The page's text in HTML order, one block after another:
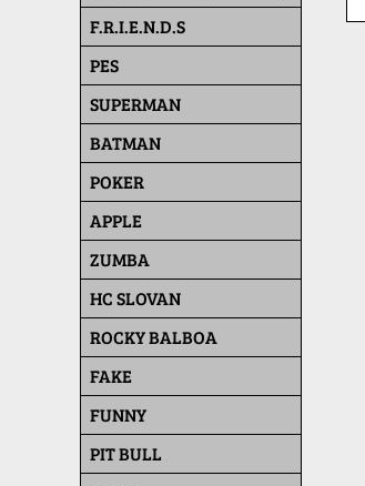
F.R.I.E.N.D.S
PES
SUPERMAN
BATMAN
POKER
APPLE
ZUMBA
HC SLOVAN
ROCKY BALBOA
FAKE
FUNNY
PIT BULL